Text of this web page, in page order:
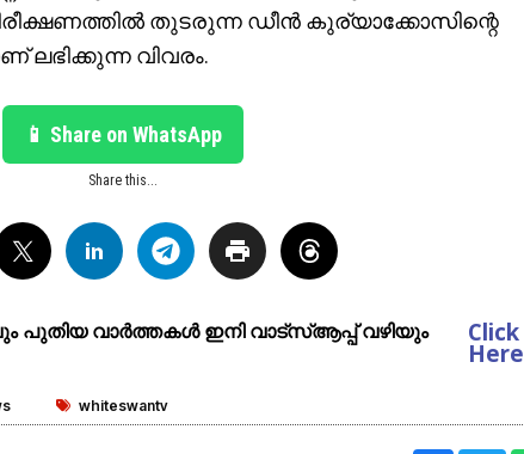
തുടരുന്ന ഡീൻ കുര്യാക്കോസിന്റെ
വിവരം.
📱 Share on WhatsApp
Share this...
പുതിയ വാർത്തകൾ ഇനി വാട്സ്ആപ്പ് വഴിയും Click
Here
whiteswantv